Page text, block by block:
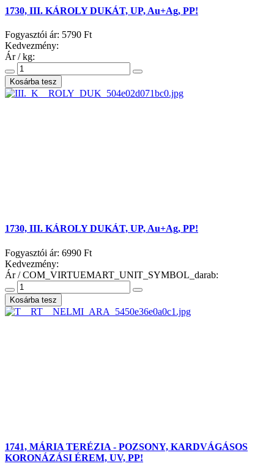
1730, III. KÁROLY DUKÁT, UP, Au+Ag, PP!
Fogyasztói ár: 5790 Ft
Kedvezmény:
Ár / kg:
1730, III. KÁROLY DUKÁT, UP, Au+Ag, PP!
Fogyasztói ár: 6990 Ft
Kedvezmény:
Ár / COM_VIRTUEMART_UNIT_SYMBOL_darab:
1741, MÁRIA TERÉZIA - POZSONY, KARDVÁGÁSOS
KORONÁZÁSI ÉREM, UV, PP!